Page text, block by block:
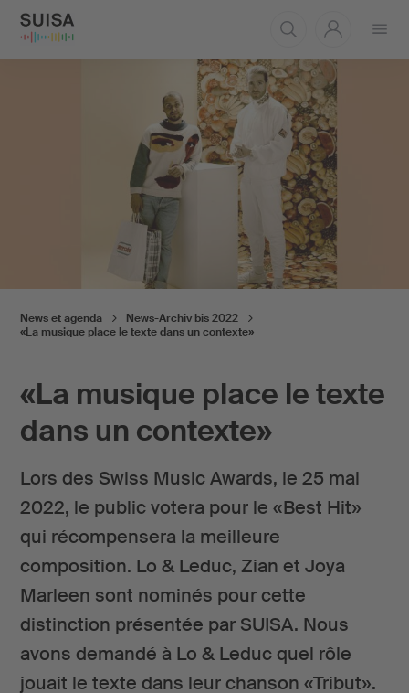
le
«La musique place le texte
dans un contexte»
Lors des Swiss Music Awards, le 25 mai
2022, le public votera pour le «Best Hit»
qui récompensera la meilleure
composition. Lo & Leduc, Zian et Joya
Marleen sont nominés pour cette
distinction présentée par SUISA. Nous
avons demandé à Lo & Leduc quel rôle
jouait le texte dans leur chanson «Tribut».
News et agenda
News-Archiv bis 2022
«La musique place le texte dans un contexte»